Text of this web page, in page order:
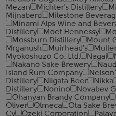
Mezan
Michter's Distillery
Mijnaberd
Milestone
Minami Alps Wine and
Distillery
Moet Hennessy
Mossburn Distillery
Mount
Mrganush
Muirhead's
Myokoshuzo Co. Ltd.
Nagai
Nakano Sake Brewery
Island Rum Company
Distillery
Niigata Beer Nikka
Distillery
Nonino Novabev
Ohanyan Brandy Company
Oliver
Olmeca Ota Sake
Cy
Ozeki Corporation